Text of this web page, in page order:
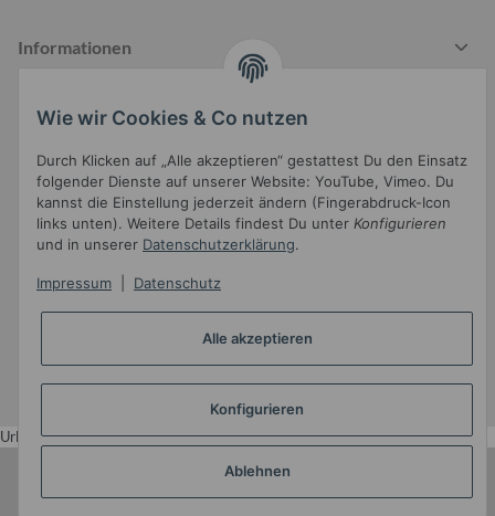
Informationen
Widerrufsbutton
* Alle Preise inkl. gesetzlicher USt.
Wie wir Cookies & Co nutzen
Durch Klicken auf „Alle akzeptieren“ gestattest Du den Einsatz
folgender Dienste auf unserer Website: YouTube, Vimeo. Du
kannst die Einstellung jederzeit ändern (Fingerabdruck-Icon
links unten). Weitere Details findest Du unter Konfigurieren
und in unserer Datenschutzerklärung.
Impressum Datenschutz
Alle akzeptieren
Konfigurieren
Ablehnen
Urlaub